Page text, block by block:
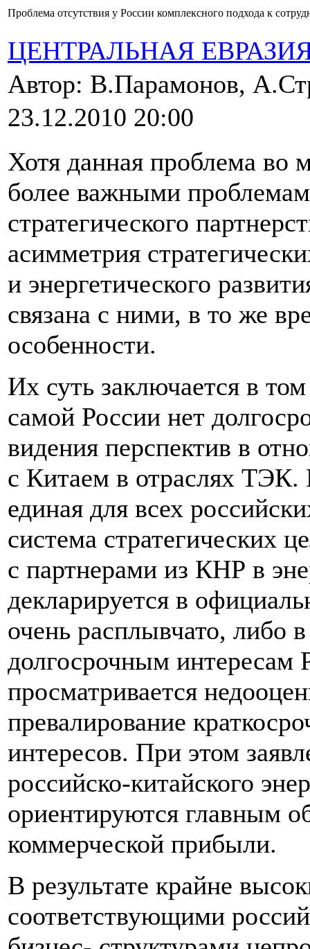
Проблема отсутствия у России комплексного подхода к
ЦЕНТРАЛЬНАЯ
Автор: В.Парамонов,
23.12.2010 20:00
Хотя данная проблема во
более важными
стратегического
асимметрия
и энергетического
связана с ними, в то же
особенности.
Их суть заключается в
самой России нет
видения перспектив в
с Китаем в отраслях ТЭК.
единая для всех
система стратегических
с партнерами из КНР в
декларируется в
очень расплывчато, либо
долгосрочным интересам
просматривается
превалирование
интересов. При этом
российско-китайского
ориентируются главным
коммерческой прибыли.
В результате крайне
соответствующими